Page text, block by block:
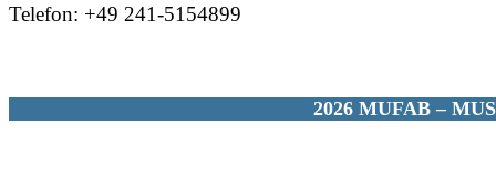
Telefon: +49 241-5154899
2026 MUFAB –